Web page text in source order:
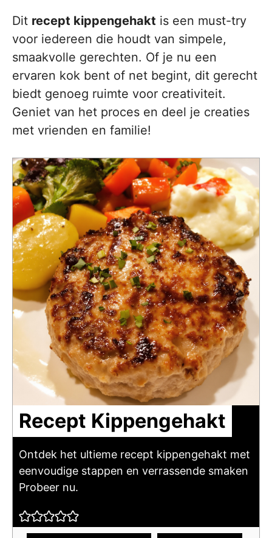
Dit recept kippengehakt is een must-try
voor iedereen die houdt van simpele,
smaakvolle gerechten. Of je nu een
ervaren kok bent of net begint, dit gerecht
biedt genoeg ruimte voor creativiteit.
Geniet van het proces en deel je creaties
met vrienden en familie!
Recept Kippengehakt
Ontdek het ultieme recept kippengehakt met
eenvoudige stappen en verrassende smaken
Probeer nu.